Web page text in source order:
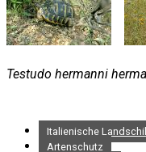
Testudo hermanni
Italienische
Artenschutz